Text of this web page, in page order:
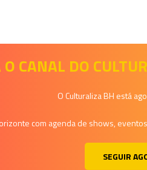
O CANAL DO
O Culturaliza BH está
com agenda de shows,
SEGUIR